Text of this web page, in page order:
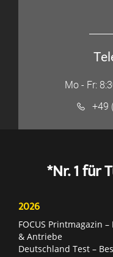
Mo - Fr:
+49
*Nr. 1 für
2026
FOCUS Printmagazin
& Antriebe
Deutschland Test –